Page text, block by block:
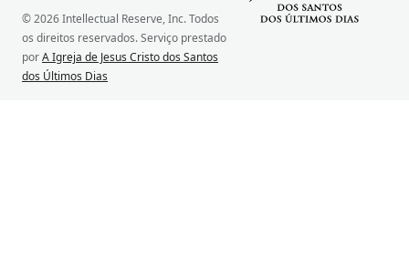
© 2026 Intellectual Reserve, Inc. Todos
os direitos reservados. Serviço prestado
porA Igreja de Jesus Cristo dos Santos
dos Últimos Dias